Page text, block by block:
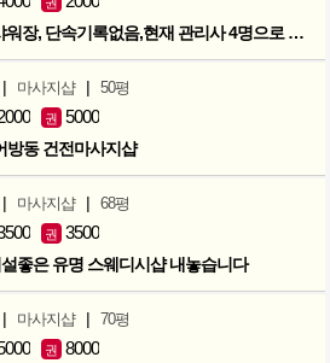
85평, 각방 샤워장, 단속기록없음,현재 관리사 4명으로 성업중
| 마사지샵 | 50평
권 5000
방동 건전마사지샵
| 마사지샵 | 68평
권 3500
좋은 유명 스웨디시샵 내놓습니다
| 마사지샵 | 70평
권 8000